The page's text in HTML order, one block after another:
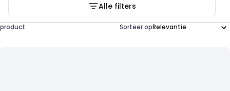
Alle filters
product Sorteer op